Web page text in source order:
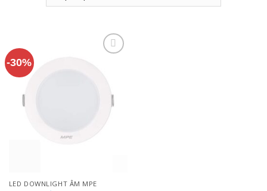
-30%
LED DOWNLIGHT ÂM MPE